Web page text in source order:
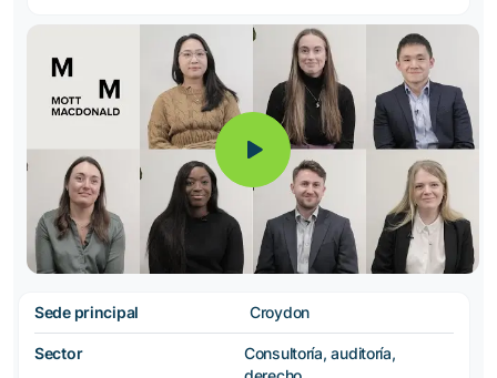
Sede principal Croydon
Sector
Consultoría, auditoría,